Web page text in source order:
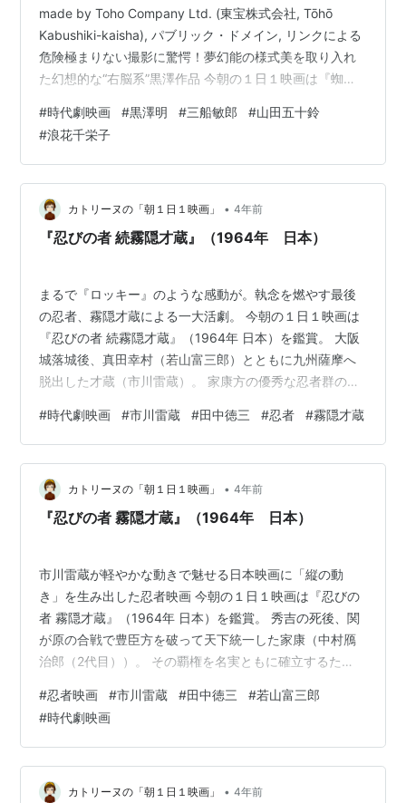
made by Toho Company Ltd. (東宝株式会社, Tōhō
Kabushiki-kaisha), パブリック・ドメイン, リンクによる
危険極まりない撮影に驚愕！夢幻能の様式美を取り入れ
た幻想的な“右脳系”黒澤作品 今朝の１日１映画は『蜘蛛
鷲津武時（三船敏郎）は、妻・浅茅（山田五十鈴）にそ
そのかされて主君を殺害し、その城主となるが、朝茅は
次は親友の三木義明（千秋実）を殺害するよう強要す
る…。 黒澤明監督が敬愛するシェークスピアの『マク
ベ…
#時代劇映画 #黒澤明 #三船敏郎 #山田五十鈴
#浪花千栄子
カトリーヌの「朝１日１映画」 • 4年前
『忍びの者 続霧隠才蔵』（1964年 日本）
まるで『ロッキー』のような感動が。執念を燃やす最後
の忍者、霧隠才蔵による一大活劇。 今朝の１日１映画は
『忍びの者 続霧隠才蔵』（1964年 日本）を鑑賞。 大阪
城落城後、真田幸村（若山富三郎）とともに九州薩摩へ
脱出した才蔵（市川雷蔵）。 家康方の優秀な忍者群の追
駿府へ飛び、城中奥深く宿敵徳川家康（小沢栄太郎）に
復讐の刃をもって迫る……。 最後の忍者として世を忍び
ながら生きる“忍びの者”シリーズの田中徳三が監督した第
4作品目です。 前回見たシリーズ３作目『忍びの者 霧隠
才蔵』の続きとなっていて、物語の後半が描かれていま
#時代劇映画 #市川雷蔵 #田中徳三 #忍者 #霧隠才蔵
カトリーヌの「朝１日１映画」 • 4年前
『忍びの者 霧隠才蔵』（1964年 日本）
市川雷蔵が軽やかな動きで魅せる日本映画に「縦の動
き」を生み出した忍者映画 今朝の１日１映画は『忍びの
者 霧隠才蔵』（1964年 日本）を鑑賞。 秀吉の死後、関
が原の合戦で豊臣方を破って天下統一した家康（中村鴈
治郎（2代目））。 その覇権を名実ともに確立するた
阪城に砲弾を撃ち込む……。 徳川方についた裏切り忍者
と死闘し、さらに単身家康暗殺に赴き秘術を駆使する才
蔵（市川雷蔵）の活躍を描く田中徳三監督によるシリー
ズ第4作です。 この映画のシリーズは第3作までは主役が
石川五右衛門で市川雷蔵が演じていて、４作目以降は霧
#忍者映画 #市川雷蔵 #田中徳三 #若山富三郎
#時代劇映画
カトリーヌの「朝１日１映画」 • 4年前